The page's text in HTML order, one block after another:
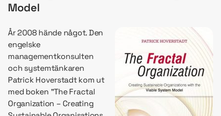
Model
År 2008 hände något. Den
engelske
managementkonsulten
och systemtänkaren
Patrick Hoverstadt kom ut
med boken ”The Fractal
Organization – Creating